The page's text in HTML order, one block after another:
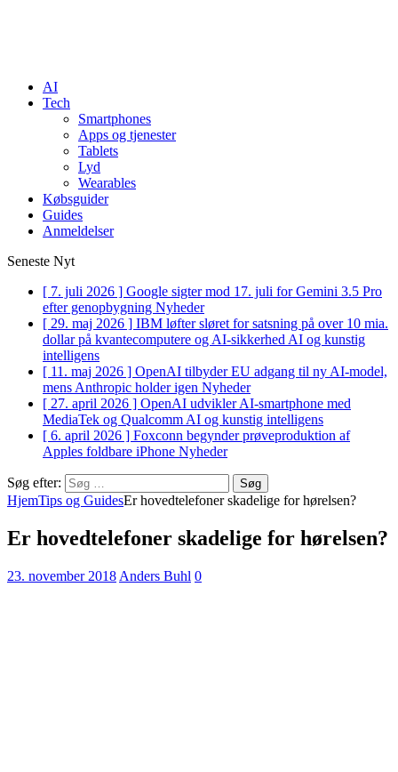
AI
Tech
Smartphones
Apps og tjenester
Tablets
Lyd
Wearables
Købsguider
Guides
Anmeldelser
Seneste Nyt
[ 7. juli 2026 ] Google sigter mod 17. juli for Gemini 3.5 Pro
efter genopbygning Nyheder
[ 29. maj 2026 ] IBM løfter sløret for satsning på over 10 mia.
dollar på kvantecomputere og AI-sikkerhed AI og kunstig
intelligens
[ 11. maj 2026 ] OpenAI tilbyder EU adgang til ny AI-model,
mens Anthropic holder igen Nyheder
[ 27. april 2026 ] OpenAI udvikler AI-smartphone med
MediaTek og Qualcomm AI og kunstig intelligens
[ 6. april 2026 ] Foxconn begynder prøveproduktion af
Apples foldbare iPhone Nyheder
Søg efter:
HjemTips og GuidesEr hovedtelefoner skadelige for hørelsen?
Er hovedtelefoner skadelige for hørelsen?
23. november 2018 Anders Buhl 0